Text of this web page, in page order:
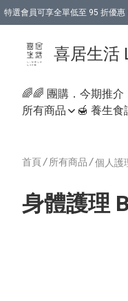
特選會員可享全單低至 95 折優惠
喜居生活
🌈🌈 團購．今期推介
所有商品
🍯 養生食
首頁/ 所有商品 /個人護
身體護理